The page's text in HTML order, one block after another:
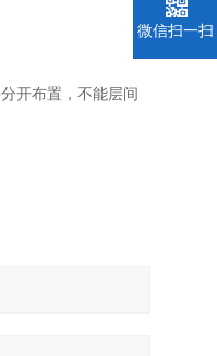
开布置，不能层间
微信扫一扫